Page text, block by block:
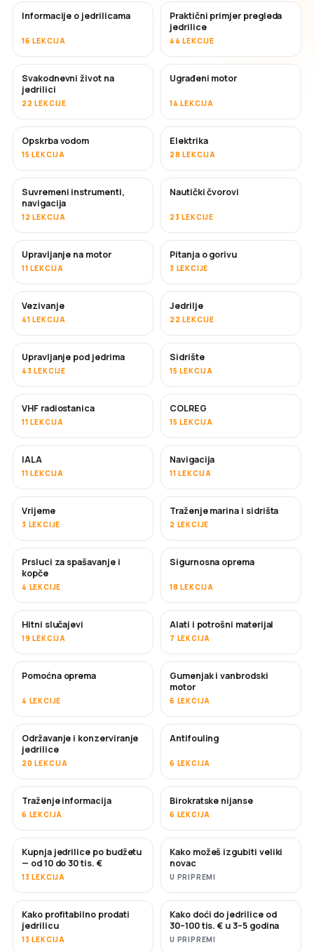
Informacije o jedrilicama
16 LEKCIJA
Praktični primjer pregleda
jedrilice
44 LEKCIJE
Svakodnevni život na
jedrilici
22 LEKCIJE
Ugrađeni motor
14 LEKCIJA
Opskrba vodom
15 LEKCIJA
Elektrika
28 LEKCIJA
Suvremeni instrumenti,
navigacija
12 LEKCIJA
Nautički čvorovi
23 LEKCIJE
Upravljanje na motor
11 LEKCIJA
Pitanja o gorivu
3 LEKCIJE
Vezivanje
41 LEKCIJA
Jedrilje
22 LEKCIJE
Upravljanje pod jedrima
43 LEKCIJE
Sidrište
15 LEKCIJA
VHF radiostanica
11 LEKCIJA
COLREG
15 LEKCIJA
IALA
11 LEKCIJA
Navigacija
11 LEKCIJA
Vrijeme
3 LEKCIJE
Traženje marina i sidrišta
2 LEKCIJE
Prsluci za spašavanje i
kopče
4 LEKCIJE
Sigurnosna oprema
18 LEKCIJA
Hitni slučajevi
19 LEKCIJA
Alati i potrošni materijal
7 LEKCIJA
Pomoćna oprema
4 LEKCIJE
Gumenjak i vanbrodski
motor
6 LEKCIJA
Održavanje i konzerviranje
jedrilice
20 LEKCIJA
USKORO
Antifouling
6 LEKCIJA
Traženje informacija
6 LEKCIJA
Birokratske nijanse
6 LEKCIJA
USKORO
Kupnja jedrilice po budžetu
— od 10 do 30 tis. €
13 LEKCIJA
USKORO
Kako možeš izgubiti veliki
novac
U PRIPREMI
NOVO
Kako profitabilno prodati
jedrilicu
13 LEKCIJA
NOVO
Kako doći do jedrilice od
30–100 tis. € u 3–5 godina
U PRIPREMI